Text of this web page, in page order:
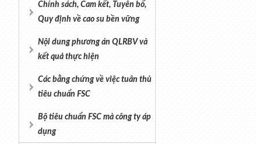
Chính sách, Cam kết, Tuyên bố,
Quy định về cao su bền vững
Nội dung phương án QLRBV và
kết quả thực hiện
Các bằng chứng về việc tuân thủ
tiêu chuẩn FSC
Bộ tiêu chuẩn FSC mà công ty áp
dụng